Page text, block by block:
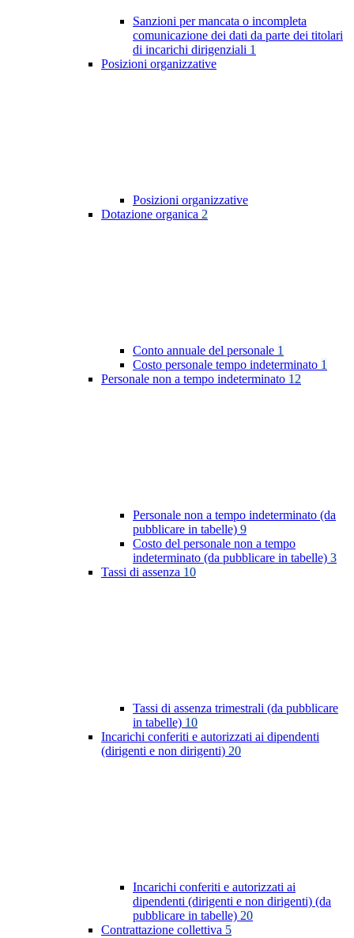
Sanzioni per mancata o incompleta
comunicazione dei dati da parte dei titolari
di incarichi dirigenziali 1
Posizioni organizzative
Posizioni organizzative
Dotazione organica 2
Conto annuale del personale 1
Costo personale tempo indeterminato 1
Personale non a tempo indeterminato 12
Personale non a tempo indeterminato (da
pubblicare in tabelle) 9
Costo del personale non a tempo
indeterminato (da pubblicare in tabelle) 3
Tassi di assenza 10
Tassi di assenza trimestrali (da pubblicare
in tabelle) 10
Incarichi conferiti e autorizzati ai dipendenti
(dirigenti e non dirigenti) 20
Incarichi conferiti e autorizzati ai
dipendenti (dirigenti e non dirigenti) (da
pubblicare in tabelle) 20
Contrattazione collettiva 5